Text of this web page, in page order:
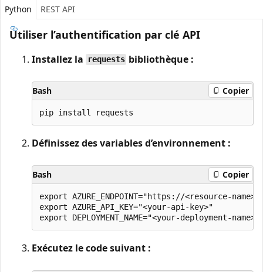
Python REST API
Utiliser l’authentification par clé API
Installez la requests bibliothèque :
Bash Copier
Définissez des variables d’environnement :
Bash Copier
export AZURE_ENDPOINT="https://<resource-
export AZURE_API_KEY="<your-api-key>"
Exécutez le code suivant :